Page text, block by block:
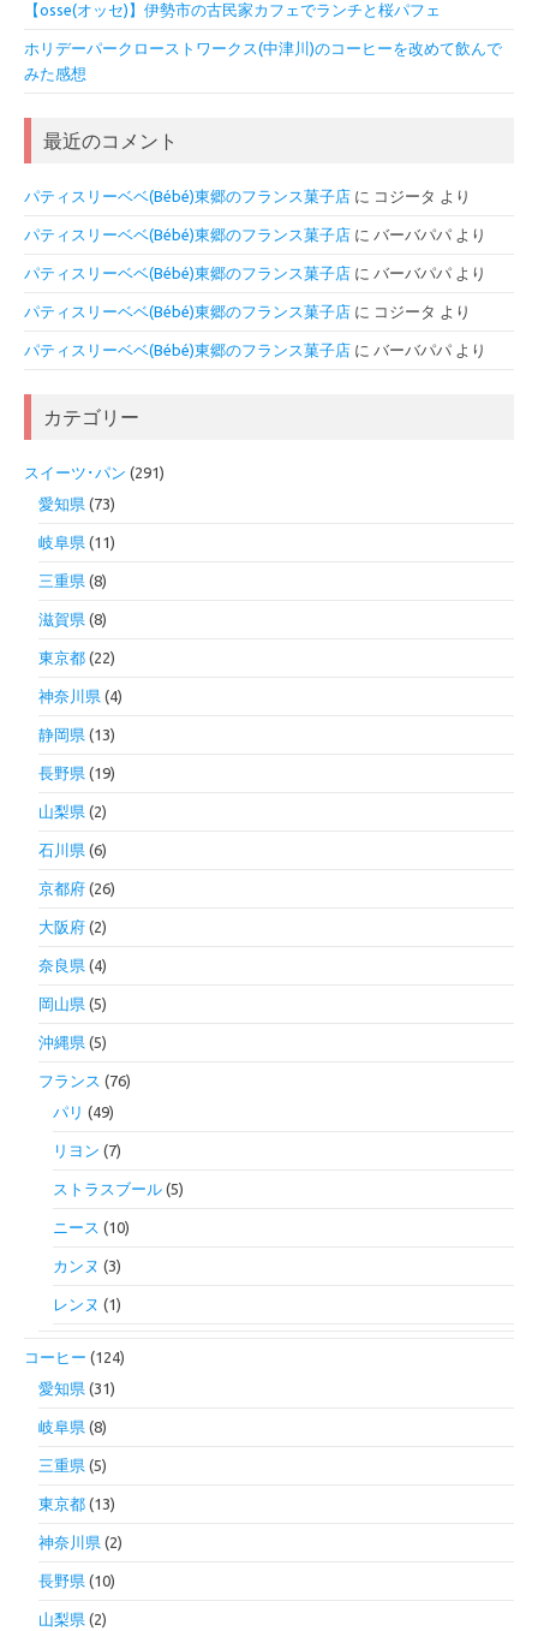
【osse(オッセ)】伊勢市の古民家カフェでランチと桜パフェ
ホリデーパークローストワークス(中津川)のコーヒーを改めて飲んで
みた感想
最近のコメント
パティスリーベベ(Bébé)東郷のフランス菓子店 に コジータ より
パティスリーベベ(Bébé)東郷のフランス菓子店 に バーバパパ より
パティスリーベベ(Bébé)東郷のフランス菓子店 に バーバパパ より
パティスリーベベ(Bébé)東郷のフランス菓子店 に コジータ より
パティスリーベベ(Bébé)東郷のフランス菓子店 に バーバパパ より
カテゴリー
スイーツ･パン (291)
愛知県 (73)
岐阜県 (11)
三重県 (8)
滋賀県 (8)
東京都 (22)
神奈川県 (4)
静岡県 (13)
長野県 (19)
山梨県 (2)
石川県 (6)
京都府 (26)
大阪府 (2)
奈良県 (4)
岡山県 (5)
沖縄県 (5)
フランス (76)
パリ (49)
リヨン (7)
ストラスブール (5)
ニース (10)
カンヌ (3)
レンヌ (1)
コーヒー (124)
愛知県 (31)
岐阜県 (8)
三重県 (5)
東京都 (13)
神奈川県 (2)
長野県 (10)
山梨県 (2)